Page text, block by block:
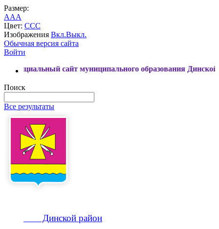
Размер:
AAA
Цвет: CCC
Изображения Вкл.Выкл.
Обычная версия сайта
Войти
сайт муниципального образования Динской район
Поиск
Все результаты
Динской район